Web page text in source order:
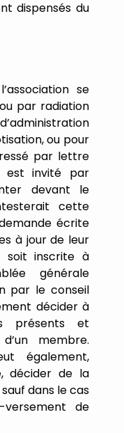
dispensés du
l’association se
ou par radiation
d’administration
ou pour
par lettre
est invité par
devant
le
cette
écrite
à jour de leur
soit inscrite à
générale
par le conseil
décider à
présents
et
d’un
membre.
également,
décider de la
sauf dans lecas
versement
de